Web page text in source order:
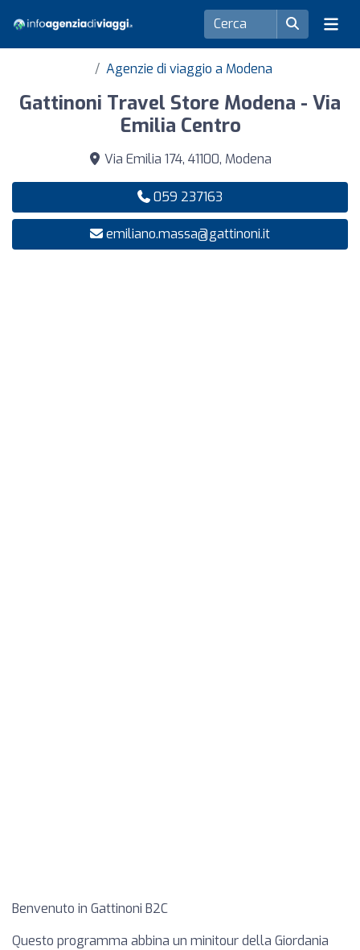
Agenzie di viaggio a Modena
Gattinoni Travel Store Modena - Via
Emilia Centro
Via Emilia 174, 41100, Modena
059 237163
emiliano.massa@gattinoni.it
Benvenuto in Gattinoni B2C
Questo programma abbina un minitour della Giordania